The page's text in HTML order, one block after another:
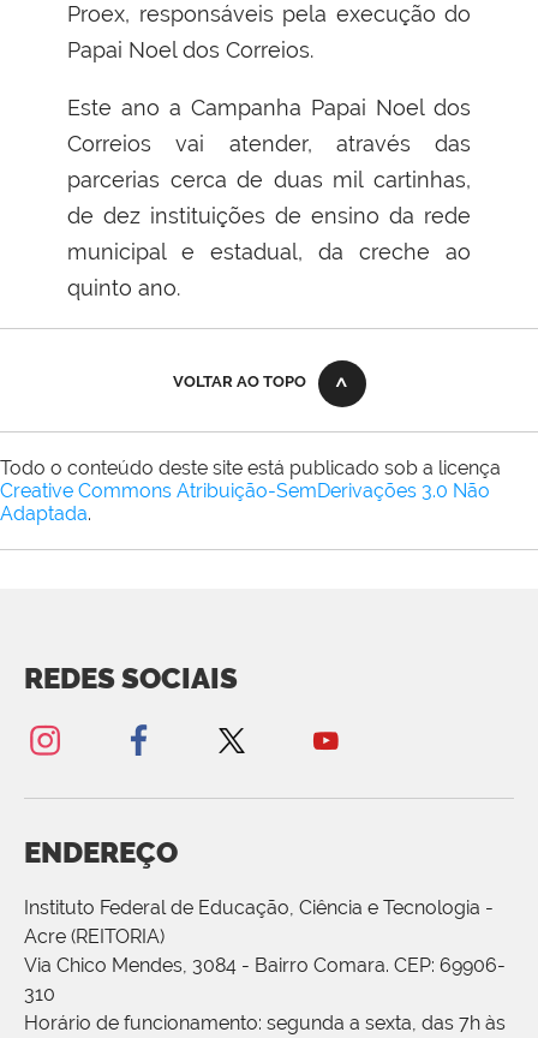
Proex, responsáveis pela execução do
Papai Noel dos Correios.
Este ano a Campanha Papai Noel dos
Correios vai atender, através das
parcerias cerca de duas mil cartinhas,
de dez instituições de ensino da rede
municipal e estadual, da creche ao
quinto ano.
VOLTAR AO TOPO
Todo o conteúdo deste site está publicado sob a licença
Creative Commons Atribuição-SemDerivações 3.0 Não
Adaptada.
REDES SOCIAIS
ENDEREÇO
Instituto Federal de Educação, Ciência e Tecnologia -
Acre (REITORIA)
Via Chico Mendes, 3084 - Bairro Comara. CEP: 69906-
310
Horário de funcionamento: segunda a sexta, das 7h às